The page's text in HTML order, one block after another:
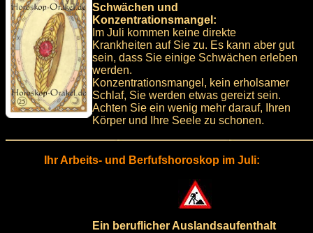
Schwächen und
Konzentrationsmangel:
Im Juli kommen keine direkte
Krankheiten auf Sie zu. Es kann aber gut
sein, dass Sie einige Schwächen erleben
werden.
Konzentrationsmangel, kein erholsamer
Schlaf, Sie werden etwas gereizt sein.
Achten Sie ein wenig mehr darauf, Ihren
Körper und Ihre Seele zu schonen.
Ihr Arbeits- und Berfufshoroskop im Juli:
Ein beruflicher Auslandsaufenthalt